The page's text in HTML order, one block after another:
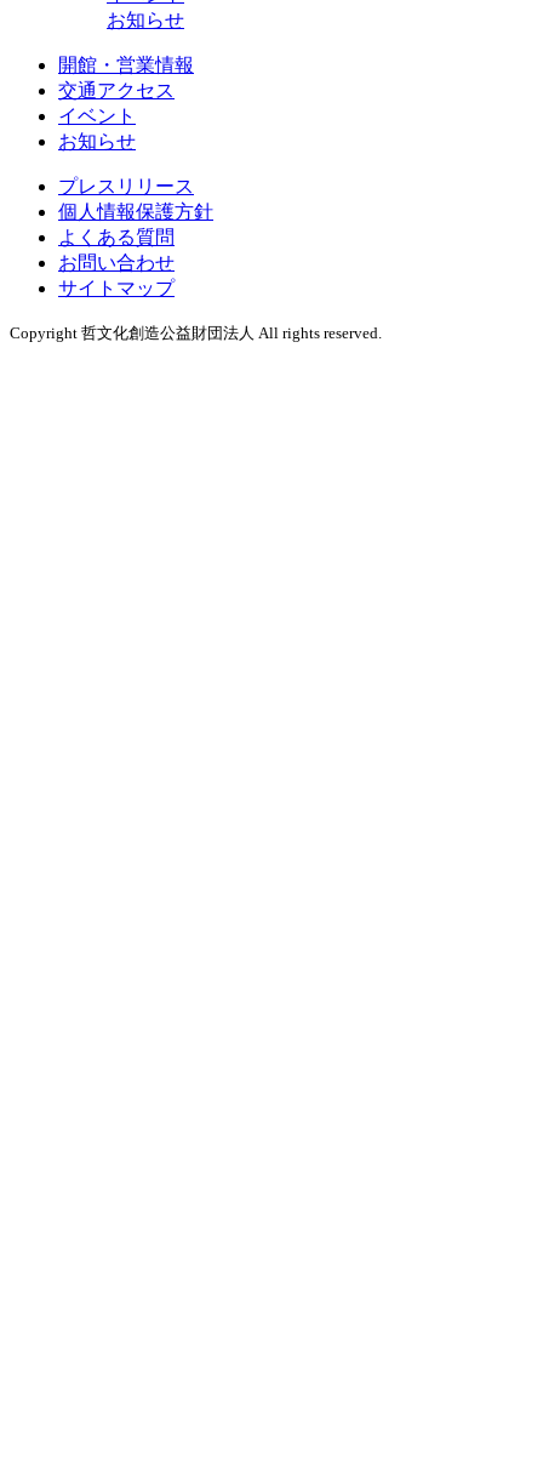
お知らせ
開館・営業情報
交通アクセス
イベント
お知らせ
プレスリリース
個人情報保護方針
よくある質問
お問い合わせ
サイトマップ
Copyright 哲文化創造公益財団法人 All rights reserved.